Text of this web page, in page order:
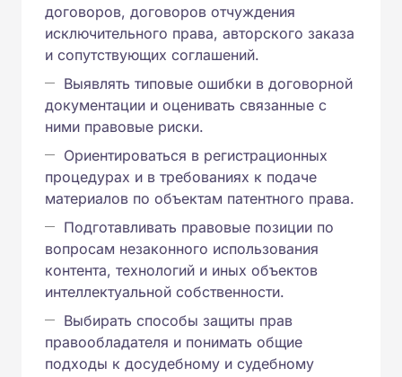
договоров, договоров отчуждения
исключительного права, авторского заказа
и сопутствующих соглашений.
Выявлять типовые ошибки в договорной
документации и оценивать связанные с
ними правовые риски.
Ориентироваться в регистрационных
процедурах и в требованиях к подаче
материалов по объектам патентного права.
Подготавливать правовые позиции по
вопросам незаконного использования
контента, технологий и иных объектов
интеллектуальной собственности.
Выбирать способы защиты прав
правообладателя и понимать общие
подходы к досудебному и судебному